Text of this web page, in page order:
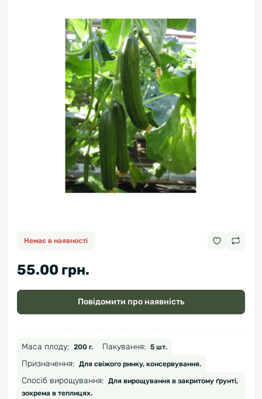
Немає в наявності
55.00 грн.
Повідомити про наявність
Маса плоду: 200 г. Пакування: 5 шт.
Призначення: Для свіжого ринку, консервування.
Спосіб вирощування: Для вирощування в закритому ґрунті,
зокрема в теплицях.